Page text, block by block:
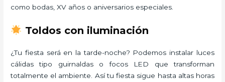
como bodas, XV años o aniversarios especiales.
Toldos con iluminación
¿Tu fiesta será en la tarde-noche? Podemos instalar luces
cálidas tipo guirnaldas o focos LED que transforman
totalmente el ambiente. Así tu fiesta sigue hasta altas horas